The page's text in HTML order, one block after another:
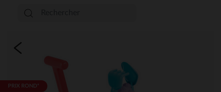
PRIX ROND*